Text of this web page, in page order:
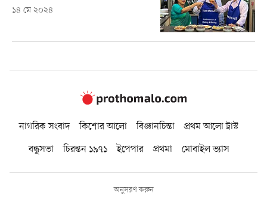
১৪ মে ২০২৪
নাগরিক সংবাদ কিশোর আলো বিজ্ঞানচিন্তা
প্রথম আলো ট্রাস্ট
বন্ধুসভা
চিরন্তন ১৯৭১ ইপেপার প্রথমা মোবাইল ভ্যাস
অনুসরণ করুন